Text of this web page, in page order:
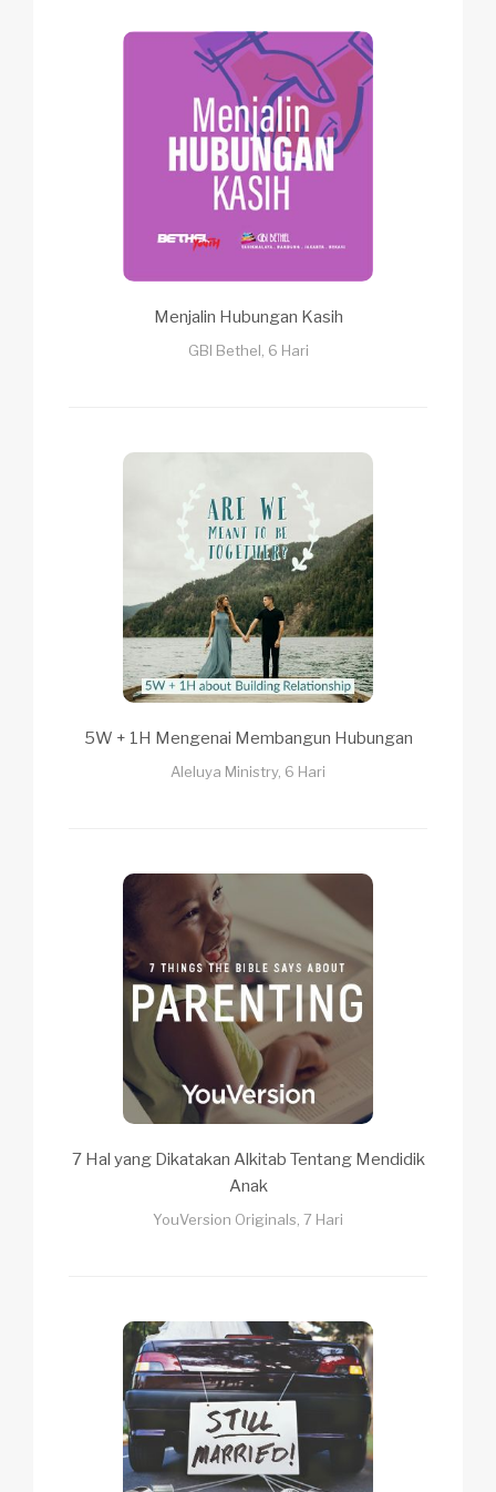
Menjalin Hubungan Kasih
GBI Bethel, 6 Hari
5W + 1H Mengenai Membangun Hubungan
Aleluya Ministry, 6 Hari
7 Hal yang Dikatakan Alkitab Tentang Mendidik
Anak
YouVersion Originals, 7 Hari